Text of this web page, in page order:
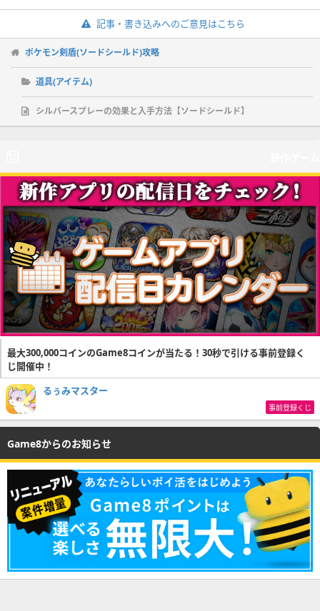
記事・書き込みへのご意見はこちら
ポケモン剣盾(ソードシールド)攻略
道具(アイテム)
シルバースプレーの効果と入手方法【ソードシールド】
最大300,000コインのGame8コインが当たる！30秒で引ける事前登録く
じ開催中！
るぅみマスター
事前登録くじ
Game8からのお知らせ